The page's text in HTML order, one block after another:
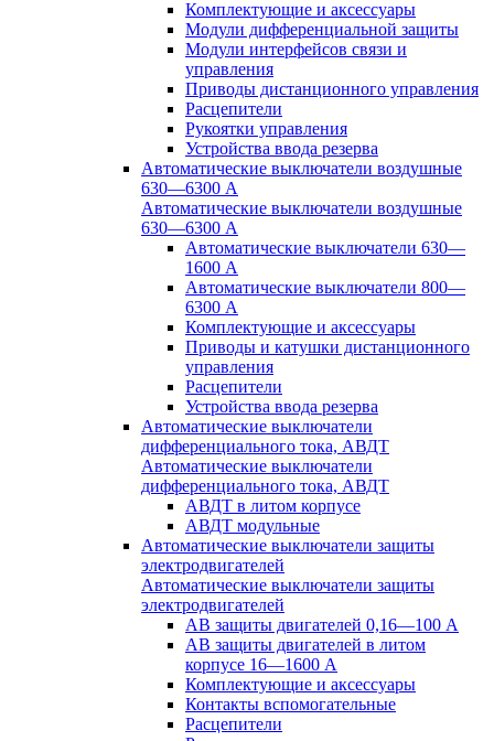
Комплектующие и аксессуары
Модули дифференциальной защиты
Модули интерфейсов связи и
управления
Приводы дистанционного управления
Расцепители
Рукоятки управления
Устройства ввода резерва
Автоматические выключатели воздушные
630—6300 А
Автоматические выключатели воздушные
630—6300 А
Автоматические выключатели 630—
1600 А
Автоматические выключатели 800—
6300 А
Комплектующие и аксессуары
Приводы и катушки дистанционного
управления
Расцепители
Устройства ввода резерва
Автоматические выключатели
дифференциального тока, АВДТ
Автоматические выключатели
дифференциального тока, АВДТ
АВДТ в литом корпусе
АВДТ модульные
Автоматические выключатели защиты
электродвигателей
Автоматические выключатели защиты
электродвигателей
АВ защиты двигателей 0,16—100 А
АВ защиты двигателей в литом
корпусе 16—1600 А
Комплектующие и аксессуары
Контакты вспомогательные
Расцепители